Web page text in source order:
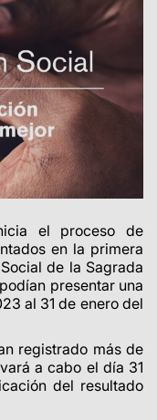
el proceso de
en la primera
de la Sagrada
presentar una
al 31 de enero del
registrado más de
a cabo el día 31
del resultado